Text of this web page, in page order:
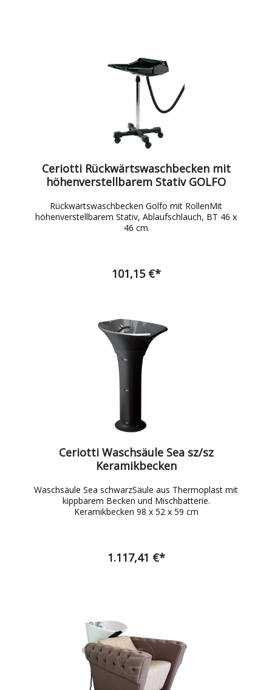
Ceriotti Rückwärtswaschbecken mit
höhenverstellbarem Stativ GOLFO
Rückwärtswaschbecken Golfo mit RollenMit
höhenverstellbarem Stativ, Ablaufschlauch, BT 46 x
46 cm
101,15 €*
Ceriotti Waschsäule Sea sz/sz
Keramikbecken
Waschsäule Sea schwarzSäule aus Thermoplast mit
kippbarem Becken und Mischbatterie.
Keramikbecken 98 x 52 x 59 cm
1.117,41 €*